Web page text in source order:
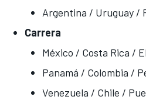
Argentina / Uruguay /
Carrera
México / Costa Rica /
Panamá / Colombia /
Venezuela / Chile /